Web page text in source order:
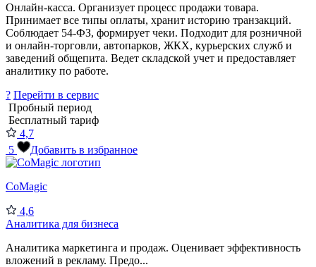
Онлайн-касса. Организует процесс продажи товара.
Принимает все типы оплаты, хранит историю транзакций.
Соблюдает 54-ФЗ, формирует чеки. Подходит для розничной
и онлайн-торговли, автопарков, ЖКХ, курьерских служб и
заведений общепита. Ведет складской учет и предоставляет
аналитику по работе.
? Перейти в сервис
Пробный период
Бесплатный тариф
4,7
5
Добавить в избранное
CoMagic
4,6
Аналитика для бизнеса
Аналитика маркетинга и продаж. Оценивает эффективность
вложений в рекламу. Предо...